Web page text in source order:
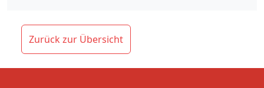
Zurück zur Übersicht